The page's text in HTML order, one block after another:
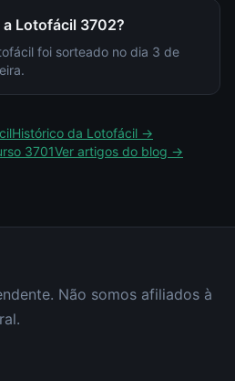
Lotofácil 3702?
foi sorteado no dia 3 de
Histórico da Lotofácil →
3701Ver artigos do blog →
Não somos afiliados à